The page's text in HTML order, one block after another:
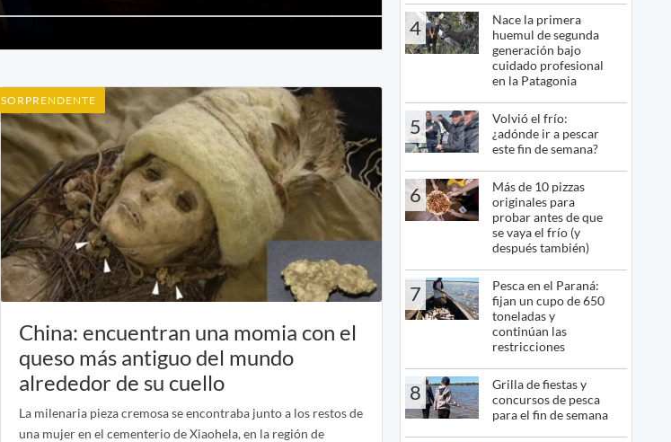
SORPRENDENTE
China: encuentran una momia con el
queso más antiguo del mundo
alrededor de su cuello
La milenaria pieza cremosa se encontraba junto a los restos de
una mujer en el cementerio de Xiaohela, en la región de
4
Nace la primera
huemul de segunda
generación bajo
cuidado profesional
en la Patagonia
5
Volvió el frío:
¿adónde ir a pescar
este fin de semana?
6
Más de 10 pizzas
originales para
probar antes de que
se vaya el frío (y
después también)
7
Pesca en el Paraná:
fijan un cupo de 650
toneladas y
continúan las
restricciones
8
Grilla de fiestas y
concursos de pesca
para el fin de semana